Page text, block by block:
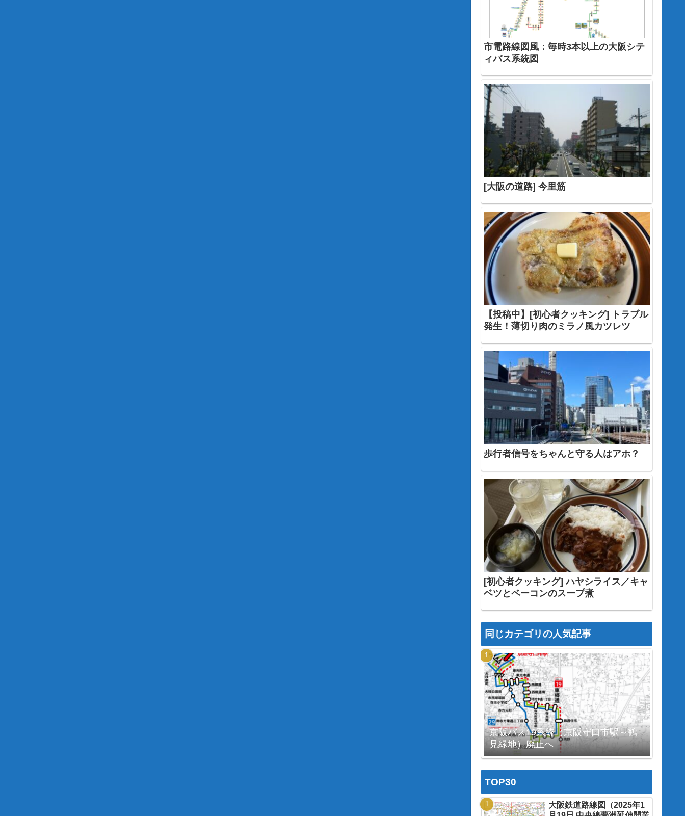
市電路線図風：毎時3本以上の大阪シテ
ィバス系統図
[大阪の道路] 今里筋
【投稿中】[初心者クッキング] トラブル
発生！薄切り肉のミラノ風カツレツ
歩行者信号をちゃんと守る人はアホ？
[初心者クッキング] ハヤシライス／キャ
ベツとベーコンのスープ煮
同じカテゴリの人気記事
京阪バス19系統（京阪守口市駅～鶴
見緑地）廃止へ
TOP30
大阪鉄道路線図（2025年1